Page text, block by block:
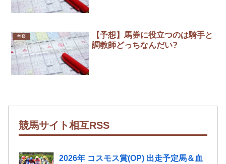
考察
【予想】馬券に役立つのは騎手と
調教師どっちなんだい?
競馬サイト相互RSS
2026年 コスモス賞(OP) 出走予定馬＆血